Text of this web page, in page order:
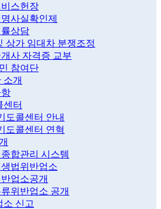
스헌장
사실확인제
상담
상가 임대차 분쟁조정
사 자격증 교부
참여단
소개
센터
도콜센터 안내
도콜센터 연혁
합관리 시스템
법위반업소
업소공개
위반업소 공개
소 신고